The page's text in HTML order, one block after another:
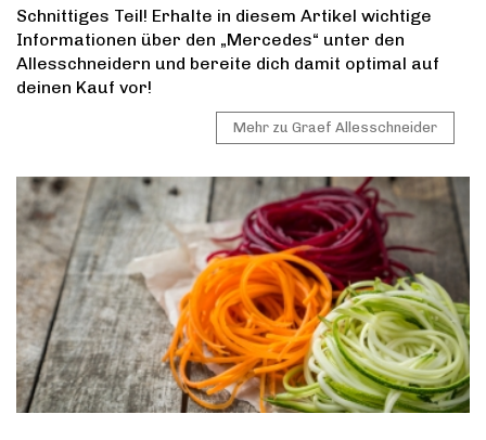
Schnittiges Teil! Erhalte in diesem Artikel wichtige
Informationen über den „Mercedes“ unter den
Allesschneidern und bereite dich damit optimal auf
deinen Kauf vor!
Mehr zu Graef Allesschneider